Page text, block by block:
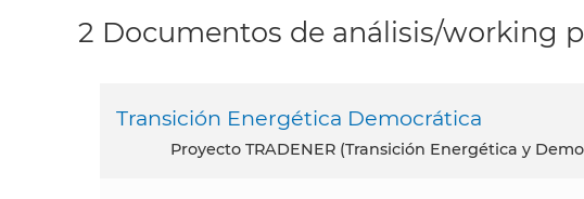
2 Documentos de análisis/working
Transición Energética Democrática
proyecto TRADENER (Transición Energética y